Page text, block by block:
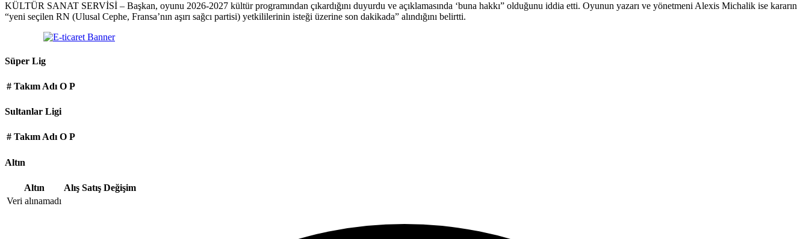
KÜLTÜR SANAT SERVİSİ – Başkan, oyunu 2026-2027 kültür programından çıkardığını duyurdu ve açıklamasında ‘buna hakkı” olduğunu iddia etti. Oyunun yazarı ve yönetmeni Alexis Michalik ise kararın
“yeni seçilen RN (Ulusal Cephe, Fransa’nın aşırı sağcı partisi) yetkililerinin isteği üzerine son dakikada” alındığını belirtti.
Süper Lig
# Takım Adı O P
Sultanlar Ligi
# Takım Adı O P
Altın
Altın Alış Satış Değişim
Veri alınamadı